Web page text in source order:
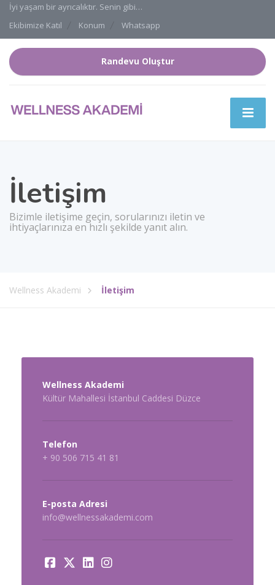
İyi yaşam bir ayrıcalıktır. Senin gibi…
Ekibimize Katıl
Konum Whatsapp
Randevu Oluştur
İletişim
Bizimle iletişime geçin, sorularınızı iletin ve
ihtiyaçlarınıza en hızlı şekilde yanıt alın.
Wellness Akademi İletişim
Wellness Akademi
Kültür Mahallesi İstanbul Caddesi Düzce
Telefon
+ 90 506 715 41 81
E-posta Adresi
info@wellnessakademi.com